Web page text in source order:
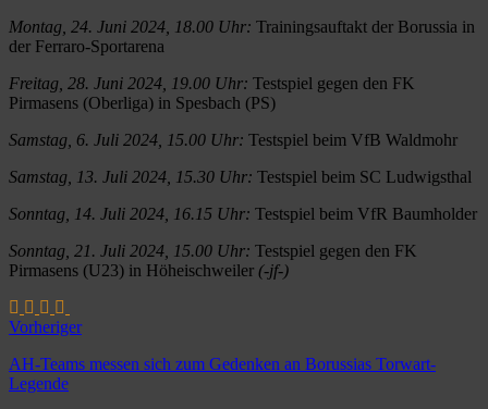
Montag, 24. Juni 2024, 18.00 Uhr: Trainingsauftakt der Borussia in
der Ferraro-Sportarena
Freitag, 28. Juni 2024, 19.00 Uhr: Testspiel gegen den FK
Pirmasens (Oberliga) in Spesbach (PS)
Samstag, 6. Juli 2024, 15.00 Uhr: Testspiel beim VfB Waldmohr
Samstag, 13. Juli 2024, 15.30 Uhr: Testspiel beim SC Ludwigsthal
Sonntag, 14. Juli 2024, 16.15 Uhr: Testspiel beim VfR Baumholder
Sonntag, 21. Juli 2024, 15.00 Uhr: Testspiel gegen den FK
Pirmasens (U23) in Höheischweiler (-jf-)
Vorheriger
AH-Teams messen sich zum Gedenken an Borussias Torwart-
Legende